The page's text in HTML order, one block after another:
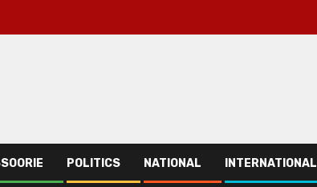
POLITICS NATIONAL INTERNATIONAL